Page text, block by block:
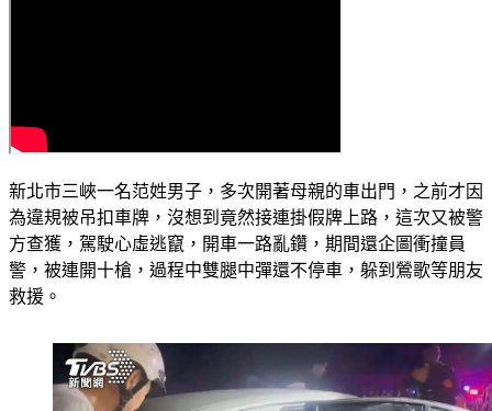
新北市三峽一名范姓男子，多次開著母親的車出門，之前才因
為違規被吊扣車牌，沒想到竟然接連掛假牌上路，這次又被警
方查獲，駕駛心虛逃竄，開車一路亂鑽，期間還企圖衝撞員
警，被連開十槍，過程中雙腿中彈還不停車，躲到鶯歌等朋友
救援。